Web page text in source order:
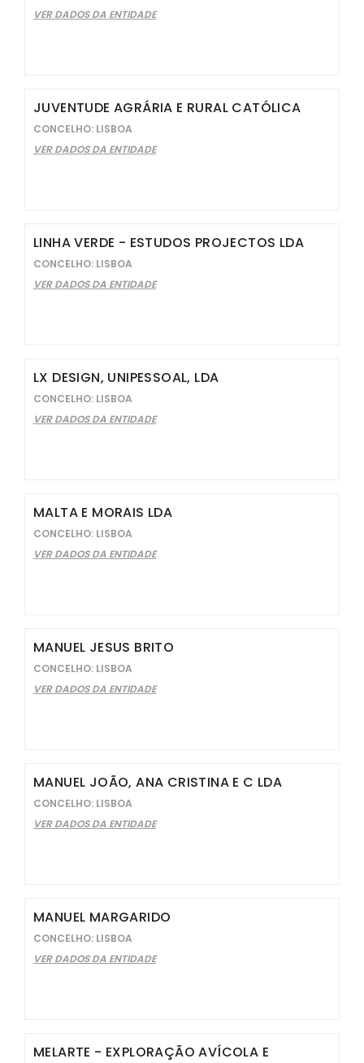
VER DADOS DA ENTIDADE
JUVENTUDE AGRÁRIA E RURAL CATÓLICA
CONCELHO: LISBOA
VER DADOS DA ENTIDADE
LINHA VERDE - ESTUDOS PROJECTOS LDA
CONCELHO: LISBOA
VER DADOS DA ENTIDADE
LX DESIGN, UNIPESSOAL, LDA
CONCELHO: LISBOA
VER DADOS DA ENTIDADE
MALTA E MORAIS LDA
CONCELHO: LISBOA
VER DADOS DA ENTIDADE
MANUEL JESUS BRITO
CONCELHO: LISBOA
VER DADOS DA ENTIDADE
MANUEL JOÃO, ANA CRISTINA E C LDA
CONCELHO: LISBOA
VER DADOS DA ENTIDADE
MANUEL MARGARIDO
CONCELHO: LISBOA
VER DADOS DA ENTIDADE
MELARTE - EXPLORAÇÃO AVÍCOLA E